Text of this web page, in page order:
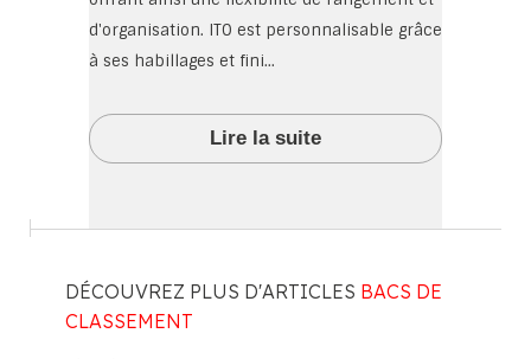
d'organisation. ITO est personnalisable grâce
à ses habillages et fini...
Lire la suite
DÉCOUVREZ PLUS D'ARTICLES BACS DE
CLASSEMENT